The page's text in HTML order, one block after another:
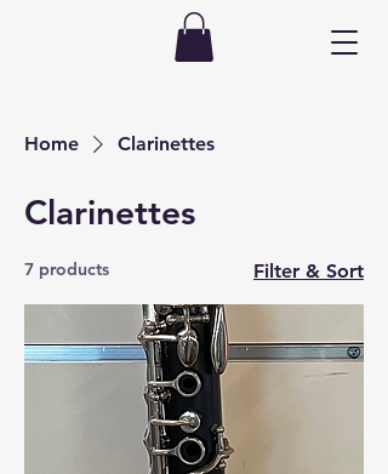
Home Clarinettes
Clarinettes
7 products Filter & Sort